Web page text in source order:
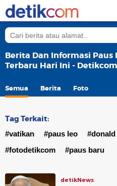
Berita Dan Informasi Paus
Terbaru Hari Ini - Detikcom
Semua Berita Foto
Tag Terkait:
#vatikan #paus leo
#fotodetikcom
#paus baru
detikNews